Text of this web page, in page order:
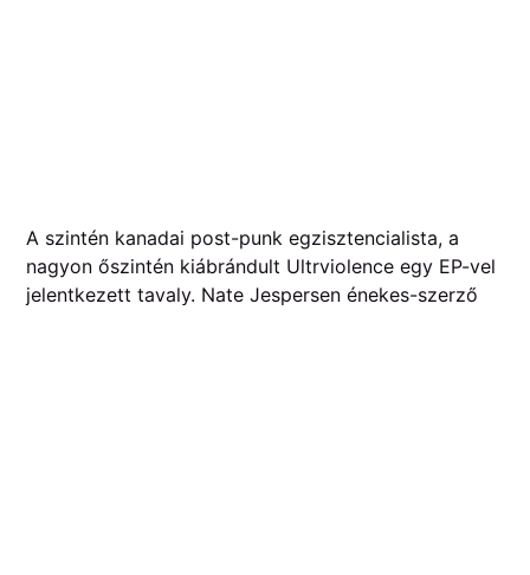
A szintén kanadai post-punk egzisztencialista, a
nagyon őszintén kiábrándult Ultrviolence egy EP-vel
jelentkezett tavaly. Nate Jespersen énekes-szerző